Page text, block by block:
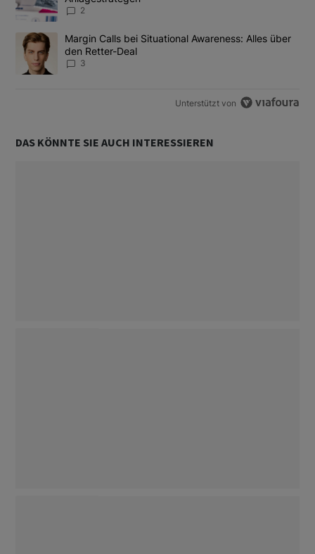
2
Ein Trendartikel mit dem Titel "Margin Calls bei Situational
Margin Calls bei Situational Awareness: Alles über
den Retter-Deal
3
Unterstützt von
DAS KÖNNTE SIE AUCH INTERESSIEREN